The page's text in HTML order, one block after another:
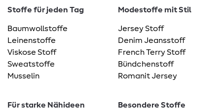
Stoffe für jeden Tag
Baumwollstoffe
Leinenstoffe
Viskose Stoff
Sweatstoffe
Musselin
Modestoffe mit Stil
Jersey Stoff
Denim Jeansstoff
French Terry Stoff
Bündchenstoff
Romanit Jersey
Für starke Nähideen Besondere Stoffe